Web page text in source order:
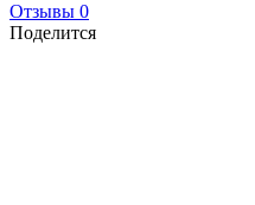
Отзывы 0
Поделится